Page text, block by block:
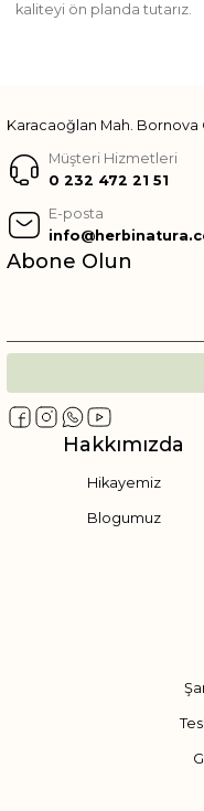
kaliteyi ön planda tutarız.
Karacaoğlan Mah. Bornova
Müşteri Hizmetleri
0 232 472 21 51
E-posta
Hakkımızda
Hikayemiz
Blogumuz
Abone Olun